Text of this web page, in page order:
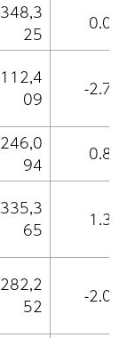
348,3
25
0.0
112,4
09
-2.7
246,0
94
0.8
335,3
65
1.3
282,2
52
-2.0